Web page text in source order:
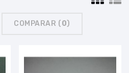
COMPARAR (0)